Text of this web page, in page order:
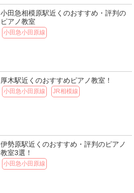
小田急相模原駅近くのおすすめ・評判の
ピアノ教室
小田急小田原線
厚木駅近くのおすすめピアノ教室！
小田急小田原線 JR相模線
伊勢原駅近くのおすすめ・評判のピアノ
教室3選！
小田急小田原線